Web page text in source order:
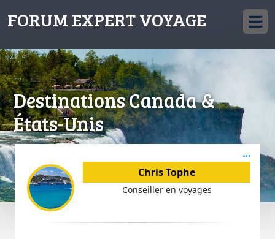
FORUM EXPERT VOYAGE
Destinations Canada &
États-Unis
Chris Tophe
Conseiller en voyages